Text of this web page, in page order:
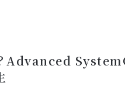
Advanced